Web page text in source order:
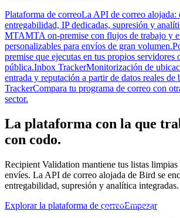
Plataforma de correoLa API de correo alojada:
entregabilidad, IP dedicadas, supresión y
MTAMTA on-premise con flujos de trabajo y
personalizables para envíos de gran volumen.
premise que ejecutas en tus propios servidores
pública.Inbox TrackerMonitorización de
entrada y reputación a partir de datos reales de
TrackerCompara tu programa de correo con
sector.
La plataforma con la que
con codo.
Recipient Validation mantiene tus listas
envíes. La API de correo alojada de Bird se
entregabilidad, supresión y analítica integradas.
Explorar la plataforma de correoEmpezar